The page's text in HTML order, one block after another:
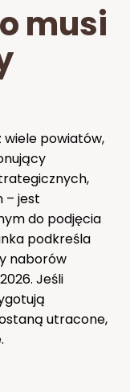
musi
wiele powiatów,
– jest
do podjęcia
podkreśla
naborów
Jeśli
utracone,